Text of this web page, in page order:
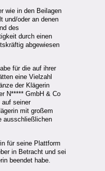
wie in den Beilagen
und/oder an denen
des
durch einen
abgewiesen
für die auf ihrer
eine Vielzahl
der Klägerin
N***** GmbH & Co
auf seiner
mit großem
ausschließlichen
für seine Plattform
in Betracht und sei
beendet habe.